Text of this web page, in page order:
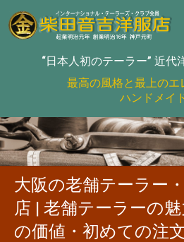
“日本人初のテーラー” 近代
最高の風格と最上のエ
ハンドメイ
大阪の老舗テーラー
店 | 老舗テーラーの
の価値・初めての注